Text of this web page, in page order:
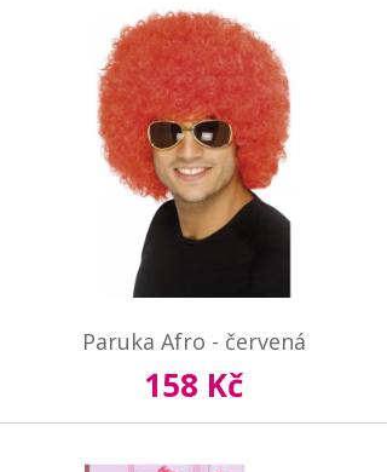
Paruka Afro - červená
158 Kč